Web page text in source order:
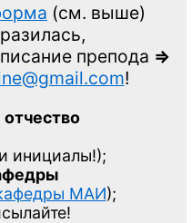
(см. выше)
препода =>
!
инициалы!);
МАИ);